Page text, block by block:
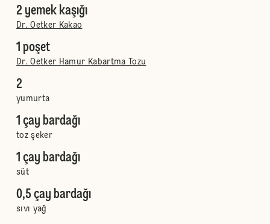
2 yemek kaşığı
Dr. Oetker Kakao
1 poşet
Dr. Oetker Hamur Kabartma Tozu
2
yumurta
1 çay bardağı
toz şeker
1 çay bardağı
süt
0,5 çay bardağı
sıvı yağ